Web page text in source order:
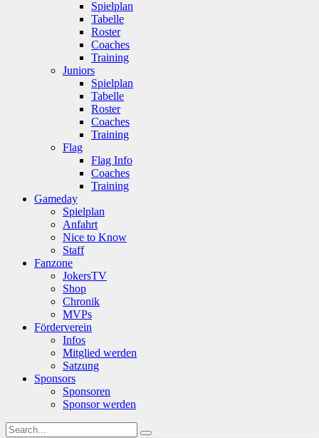
Spielplan
Tabelle
Roster
Coaches
Training
Juniors
Spielplan
Tabelle
Roster
Coaches
Training
Flag
Flag Info
Coaches
Training
Gameday
Spielplan
Anfahrt
Nice to Know
Staff
Fanzone
JokersTV
Shop
Chronik
MVPs
Förderverein
Infos
Mitglied werden
Satzung
Sponsors
Sponsoren
Sponsor werden